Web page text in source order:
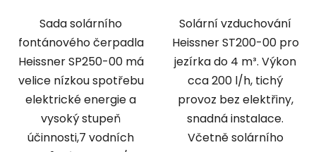
Sada solárního
fontánového čerpadla
Heissner SP250-00 má
velice nízkou spotřebu
elektrické energie a
vysoký stupeň
účinnosti,7 vodních
Solární vzduchování
Heissner ST200-00 pro
jezírka do 4 m³. Výkon
cca 200 l/h, tichý
provoz bez elektřiny,
snadná instalace.
Včetně solárního